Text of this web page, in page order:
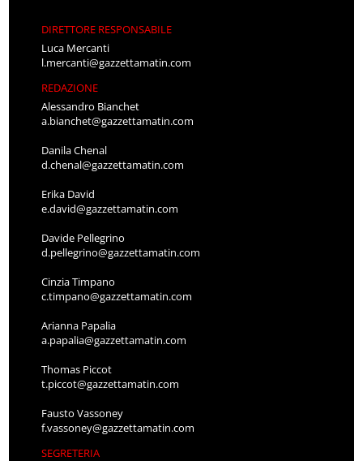
DIRETTORE RESPONSABILE
Luca Mercanti
l.mercanti@gazzettamatin.com
REDAZIONE
Alessandro Bianchet
a.bianchet@gazzettamatin.com
Danila Chenal
d.chenal@gazzettamatin.com
Erika David
e.david@gazzettamatin.com
Davide Pellegrino
d.pellegrino@gazzettamatin.com
Cinzia Timpano
c.timpano@gazzettamatin.com
Arianna Papalia
a.papalia@gazzettamatin.com
Thomas Piccot
t.piccot@gazzettamatin.com
Fausto Vassoney
f.vassoney@gazzettamatin.com
SEGRETERIA